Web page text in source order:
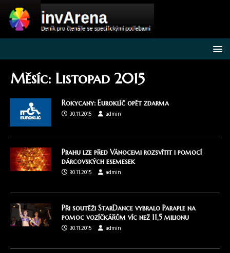
Měsíc: Listopad 2015
Rokycany: Euroklíč opět zdarma
30.11.2015
admin
Prahu lze před Vánocemi rozsvítit i pomocí
dárcovských esemesek
30.11.2015
admin
Při soutěži StarDance vybralo Paraple na
pomoc vozíčkářům víc než 11,5 milionu
30.11.2015
admin